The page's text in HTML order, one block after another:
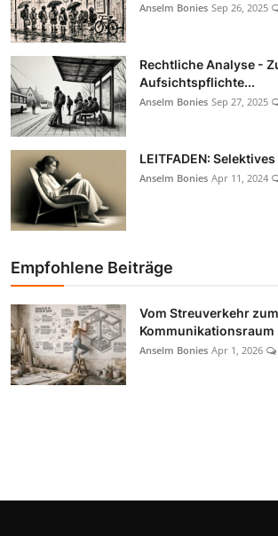
Anselm Bonies Sep 26, 2025
Rechtliche Analyse -
Aufsichtspflichte...
Anselm Bonies Sep 27, 2025
LEITFADEN:
Anselm Bonies Apr 11, 2024
Empfohlene Beiträge
Vom Streuverkehr
Kommunikationsraum
Anselm Bonies Apr 1, 2026